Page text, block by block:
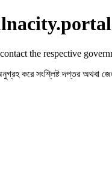
the respective
করে সংশ্লিষ্ট দপ্তর অথবা